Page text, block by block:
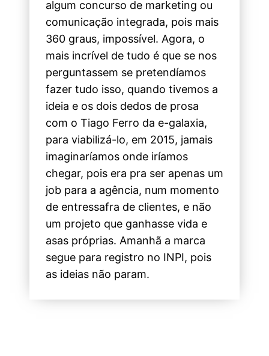
algum concurso de marketing ou
comunicação integrada, pois mais
360 graus, impossível. Agora, o
mais incrível de tudo é que se nos
perguntassem se pretendíamos
fazer tudo isso, quando tivemos a
ideia e os dois dedos de prosa
com o Tiago Ferro da e-galaxia,
para viabilizá-lo, em 2015, jamais
imaginaríamos onde iríamos
chegar, pois era pra ser apenas um
job para a agência, num momento
de entressafra de clientes, e não
um projeto que ganhasse vida e
asas próprias. Amanhã a marca
segue para registro no INPI, pois
as ideias não param.